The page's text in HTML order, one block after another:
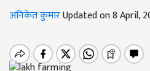
अनिकेत कुमारUpdated on 8 April,